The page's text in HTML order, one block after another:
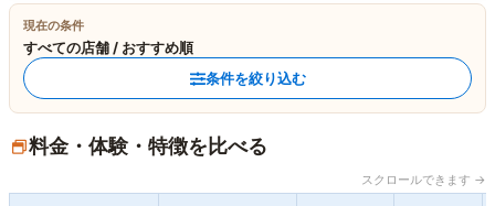
現在の条件
すべての店舗 / おすすめ順
条件を絞り込む
料金・体験・特徴を比べる
スクロールできます →